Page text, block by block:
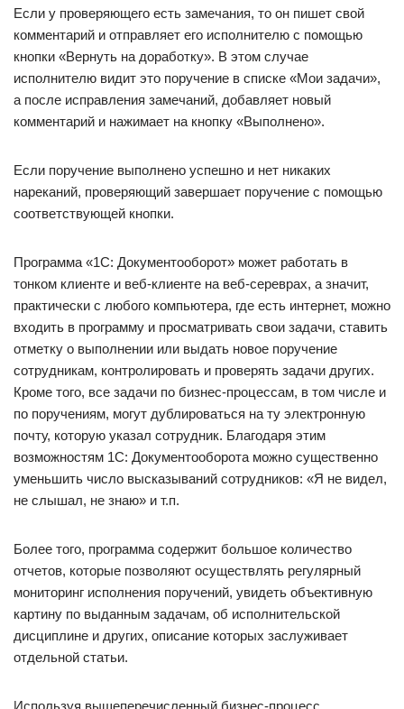
Если у проверяющего есть замечания, то он пишет свой
комментарий и отправляет его исполнителю с помощью
кнопки «Вернуть на доработку». В этом случае
исполнителю видит это поручение в списке «Мои задачи»,
а после исправления замечаний, добавляет новый
комментарий и нажимает на кнопку «Выполнено».
Если поручение выполнено успешно и нет никаких
нареканий, проверяющий завершает поручение с помощью
соответствующей кнопки.
Программа «1С: Документооборот» может работать в
тонком клиенте и веб-клиенте на веб-сереврах, а значит,
практически с любого компьютера, где есть интернет, можно
входить в программу и просматривать свои задачи, ставить
отметку о выполнении или выдать новое поручение
сотрудникам, контролировать и проверять задачи других.
Кроме того, все задачи по бизнес-процессам, в том числе и
по поручениям, могут дублироваться на ту электронную
почту, которую указал сотрудник. Благодаря этим
возможностям 1С: Документооборота можно существенно
уменьшить число высказываний сотрудников: «Я не видел,
не слышал, не знаю» и т.п.
Более того, программа содержит большое количество
отчетов, которые позволяют осуществлять регулярный
мониторинг исполнения поручений, увидеть объективную
картину по выданным задачам, об исполнительской
дисциплине и других, описание которых заслуживает
отдельной статьи.
Используя вышеперечисленный бизнес-процесс